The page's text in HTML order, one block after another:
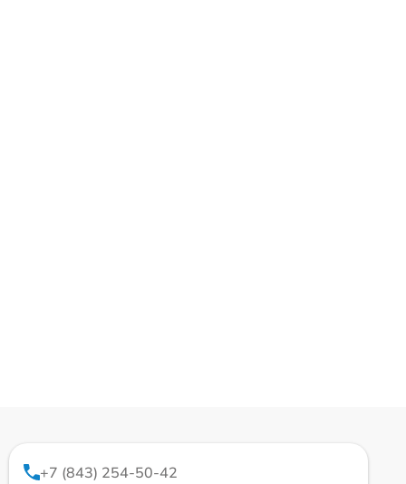
+7 (843) 254-50-42